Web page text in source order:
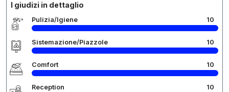
I giudizi in dettaglio
Pulizia/Igiene 10
Sistemazione/Piazzole 10
Comfort 10
Reception 10